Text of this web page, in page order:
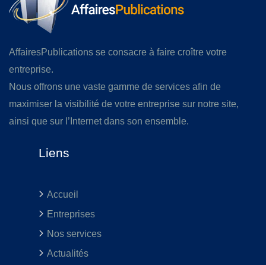
AffairesPublications se consacre à faire croître votre
entreprise.
Nous offrons une vaste gamme de services afin de
maximiser la visibilité de votre entreprise sur notre site,
ainsi que sur l’Internet dans son ensemble.
Liens
Accueil
Entreprises
Nos services
Actualités